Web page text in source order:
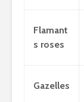
Flamant
s roses
Gazelles